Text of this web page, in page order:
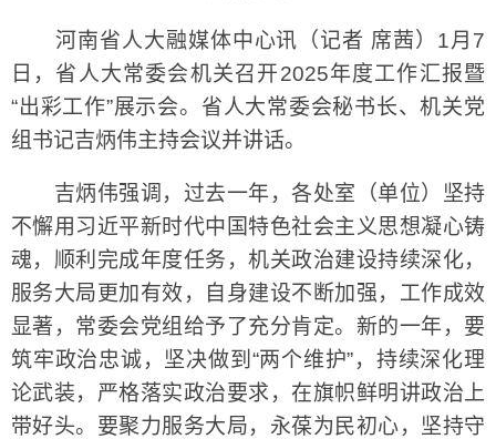
河南省人大融媒体中心讯（记者 席茜）1月7
日，省人大常委会机关召开2025年度工作汇报暨
“出彩工作”展示会。省人大常委会秘书长、机关党
组书记吉炳伟主持会议并讲话。
吉炳伟强调，过去一年，各处室（单位）坚持
不懈用习近平新时代中国特色社会主义思想凝心铸
魂，顺利完成年度任务，机关政治建设持续深化，
服务大局更加有效，自身建设不断加强，工作成效
显著，常委会党组给予了充分肯定。新的一年，要
筑牢政治忠诚，坚决做到“两个维护”，持续深化理
论武装，严格落实政治要求，在旗帜鲜明讲政治上
带好头。要聚力服务大局，永葆为民初心，坚持守